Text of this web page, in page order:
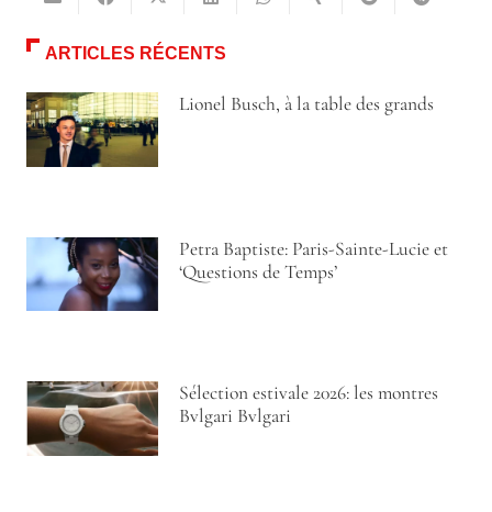
ARTICLES RÉCENTS
Lionel Busch, à la table des grands
Petra Baptiste: Paris-Sainte-Lucie et
‘Questions de Temps’
Sélection estivale 2026: les montres
Bvlgari Bvlgari